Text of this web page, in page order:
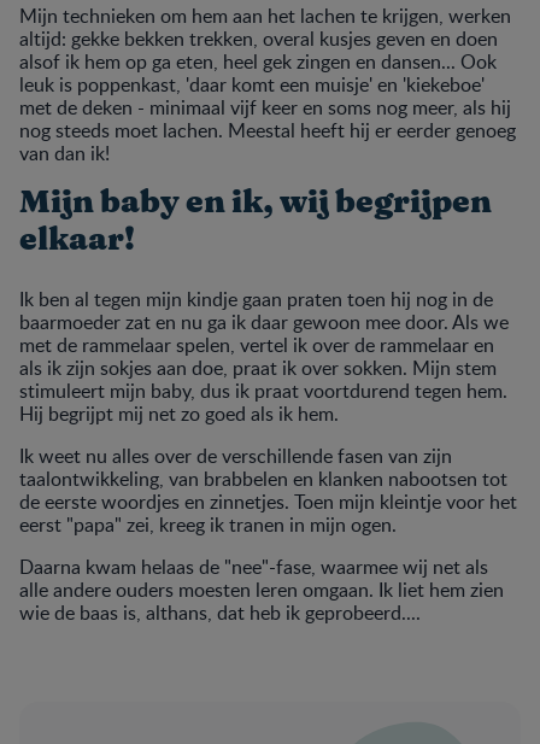
Mijn technieken om hem aan het lachen te krijgen, werken
altijd: gekke bekken trekken, overal kusjes geven en doen
alsof ik hem op ga eten, heel gek zingen en dansen... Ook
leuk is poppenkast, 'daar komt een muisje' en 'kiekeboe'
met de deken - minimaal vijf keer en soms nog meer, als hij
nog steeds moet lachen. Meestal heeft hij er eerder genoeg
van dan ik!
Mijn baby en ik, wij begrijpen
elkaar!
Ik ben al tegen mijn kindje gaan praten toen hij nog in de
baarmoeder zat en nu ga ik daar gewoon mee door. Als we
met de rammelaar spelen, vertel ik over de rammelaar en
als ik zijn sokjes aan doe, praat ik over sokken. Mijn stem
stimuleert mijn baby, dus ik praat voortdurend tegen hem.
Hij begrijpt mij net zo goed als ik hem.
Ik weet nu alles over de verschillende fasen van zijn
taalontwikkeling, van brabbelen en klanken nabootsen tot
de eerste woordjes en zinnetjes. Toen mijn kleintje voor het
eerst "papa" zei, kreeg ik tranen in mijn ogen.
Daarna kwam helaas de "nee"-fase, waarmee wij net als
alle andere ouders moesten leren omgaan. Ik liet hem zien
wie de baas is, althans, dat heb ik geprobeerd....